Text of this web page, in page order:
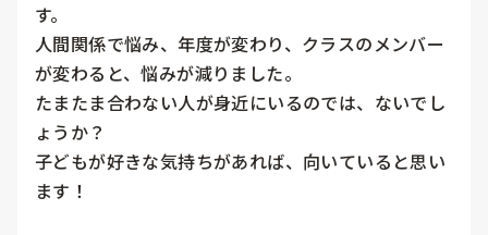
す。
人間関係で悩み、年度が変わり、クラスのメンバー
が変わると、悩みが減りました。
たまたま合わない人が身近にいるのでは、ないでし
ょうか？
子どもが好きな気持ちがあれば、向いていると思い
ます！